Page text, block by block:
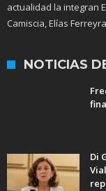
actualidad la integran
Camiscia, Elías
NOTICIAS
Di